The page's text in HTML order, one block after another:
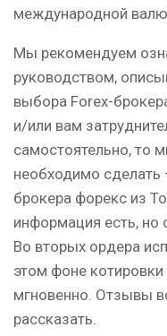
международной
Мы рекомендуем
руководством,
выбора Forex-
и/или вам
самостоятельно, то
необходимо сделать
брокера форекс из
информация есть, но
Во вторых ордера
этом фоне
мгновенно. Отзывы
рассказать.